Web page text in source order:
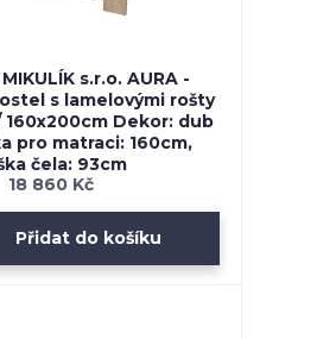
s.r.o. AURA -
s lamelovými rošty
160x200cm Dekor: dub
pro matraci: 160cm,
čela: 93cm
18 860 Kč
Přidat do košíku